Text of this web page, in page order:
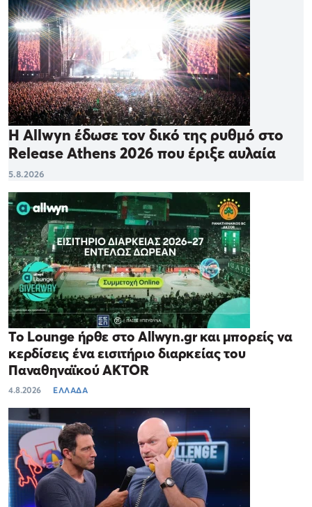
Η Allwyn έδωσε τον δικό της ρυθμό στο
Release Athens 2026 που έριξε αυλαία
5.8.2026
Το Lounge ήρθε στο Allwyn.gr και μπορείς να
κερδίσεις ένα εισιτήριο διαρκείας του
Παναθηναϊκού AKTOR
4.8.2026 ΕΛΛΑΔΑ